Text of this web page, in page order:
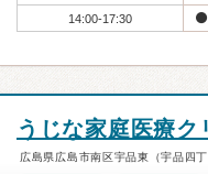
14:00-17:30
うじな家庭医療ク
広島県広島市南区宇品東（宇品四